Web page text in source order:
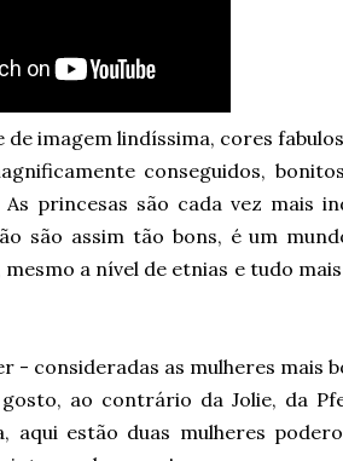
imagem lindíssima, cores
conseguidos,
As princesas são cada vez mais
são assim tão bons, é um
a nível de etnias e tudo
- consideradas as mulheres mais
ao contrário da Jolie, da
estão duas mulheres